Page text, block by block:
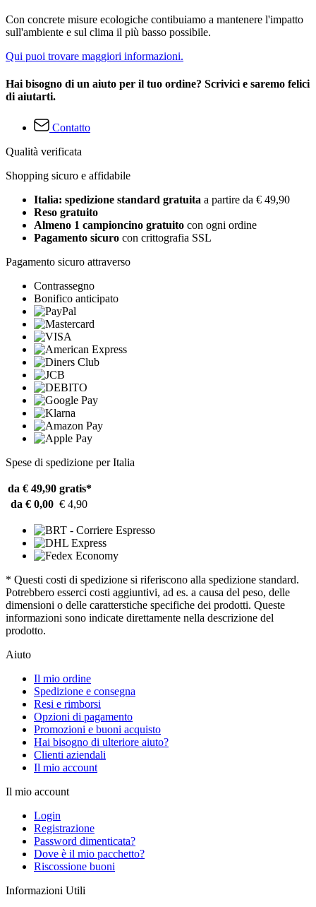
Con concrete misure ecologiche contibuiamo a mantenere l'impatto
sull'ambiente e sul clima il più basso possibile.
Qui puoi trovare maggiori informazioni.
Hai bisogno di un aiuto per il tuo ordine? Scrivici e saremo felici
di aiutarti.
Contatto
Qualità verificata
Shopping sicuro e affidabile
Italia: spedizione standard gratuita a partire da € 49,90
Reso gratuito
Almeno 1 campioncino gratuito con ogni ordine
Pagamento sicuro con crittografia SSL
Pagamento sicuro attraverso
Contrassegno
Bonifico anticipato
Spese di spedizione per Italia
da € 49,90 gratis*
da € 0,00 € 4,90
* Questi costi di spedizione si riferiscono alla spedizione standard.
Potrebbero esserci costi aggiuntivi, ad es. a causa del peso, delle
dimensioni o delle caratterstiche specifiche dei prodotti. Queste
informazioni sono indicate direttamente nella descrizione del
prodotto.
Aiuto
Il mio ordine
Spedizione e consegna
Resi e rimborsi
Opzioni di pagamento
Promozioni e buoni acquisto
Hai bisogno di ulteriore aiuto?
Clienti aziendali
Il mio account
Il mio account
Login
Registrazione
Password dimenticata?
Dove è il mio pacchetto?
Riscossione buoni
Informazioni Utili